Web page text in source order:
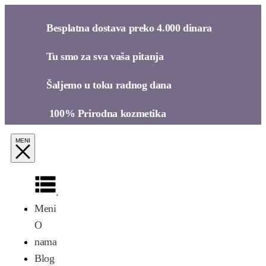
Besplatna dostava preko 4.000 dinara​
Tu smo za sva vaša pitanja​
Šaljemo u toku radnog dana​
100% Prirodna kozmetika​
Meni
O
nama
Blog